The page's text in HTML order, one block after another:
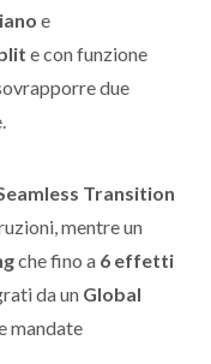
e
e con funzione
due
Transition
mentre un
che fino a 6 effetti
da un Global
mandate